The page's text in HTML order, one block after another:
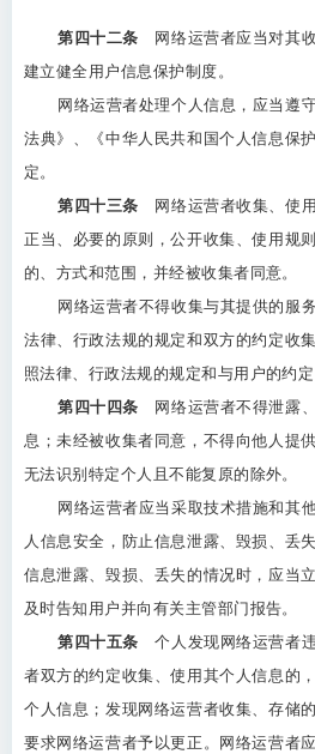
第四十二条 网络运营者应当对其
建立健全用户信息保护制度。
网络运营者处理个人信息，应当遵
法典》、《中华人民共和国个人信息保
定。
第四十三条 网络运营者收集、使
正当、必要的原则，公开收集、使用规
的、方式和范围，并经被收集者同意。
网络运营者不得收集与其提供的服
法律、行政法规的规定和双方的约定收
照法律、行政法规的规定和与用户的约
第四十四条 网络运营者不得泄露
息；未经被收集者同意，不得向他人提
无法识别特定个人且不能复原的除外。
网络运营者应当采取技术措施和其
人信息安全，防止信息泄露、毁损、丢
信息泄露、毁损、丢失的情况时，应当
及时告知用户并向有关主管部门报告。
第四十五条 个人发现网络运营者
者双方的约定收集、使用其个人信息的
个人信息；发现网络运营者收集、存储
要求网络运营者予以更正。网络运营者